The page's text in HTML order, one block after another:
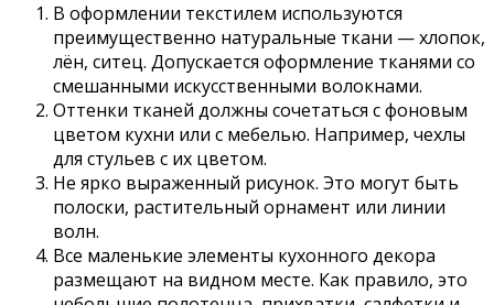
В оформлении текстилем используются
преимущественно натуральные ткани — хлопок,
лён, ситец. Допускается оформление тканями со
смешанными искусственными волокнами.
Оттенки тканей должны сочетаться с фоновым
цветом кухни или с мебелью. Например, чехлы
для стульев с их цветом.
Не ярко выраженный рисунок. Это могут быть
полоски, растительный орнамент или линии
волн.
Все маленькие элементы кухонного декора
размещают на видном месте. Как правило, это